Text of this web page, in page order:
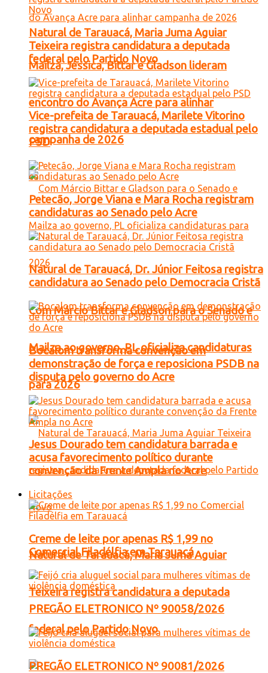
Mailza, Jéssica, Bittar e Gladson lideram
encontro do Avança Acre para alinhar
campanha de 2026
Com Márcio Bittar e Gladson para o Senado e
Mailza ao governo, PL oficializa candidaturas
para 2026
Natural de Tarauacá, Maria Juma Aguiar
Teixeira registra candidatura a deputada
federal pelo Partido Novo
Natural de Tarauacá, Maria Juma Aguiar
Teixeira registra candidatura a deputada
federal pelo Partido Novo
Vice-prefeita de Tarauacá, Marilete Vitorino
registra candidatura a deputada estadual pelo
PSD
Petecão, Jorge Viana e Mara Rocha registram
candidaturas ao Senado pelo Acre
Natural de Tarauacá, Dr. Júnior Feitosa registra
candidatura ao Senado pelo Democracia Cristã
Bocalom transforma convenção em
demonstração de força e reposiciona PSDB na
disputa pelo governo do Acre
Jesus Dourado tem candidatura barrada e
acusa favorecimento político durante
convenção da Frente Ampla no Acre
Licitações
Creme de leite por apenas R$ 1,99 no
Comercial Filadélfia em Tarauacá
PREGÃO ELETRONICO Nº 90058/2026
PREGÃO ELETRONICO Nº 90081/2026